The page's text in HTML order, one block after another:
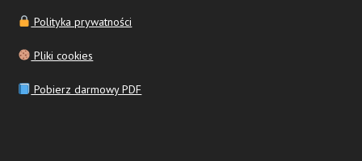
Polityka prywatności
Pliki cookies
Pobierz darmowy PDF